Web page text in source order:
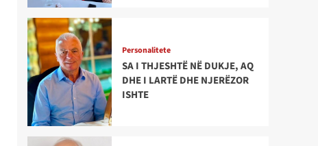
Personalitete
SA I THJESHTË NË DUKJE, AQ
DHE I LARTË DHE NJERËZOR
ISHTE